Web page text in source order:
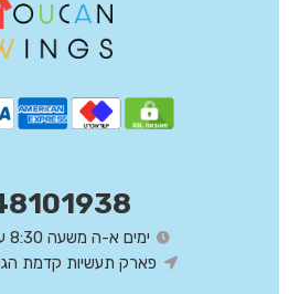
ימים א-ה משעה 8:30 עד שעה 15:15
פארק תעשיות קדמת